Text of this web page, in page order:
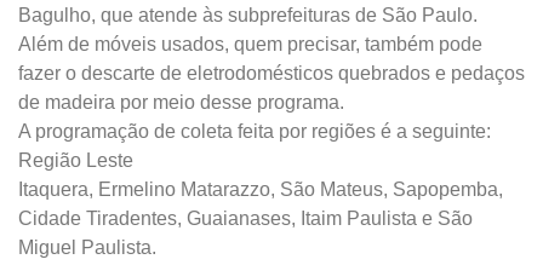
Bagulho, que atende às subprefeituras de São Paulo.
Além de móveis usados, quem precisar, também pode
fazer o descarte de eletrodomésticos quebrados e pedaços
de madeira por meio desse programa.
A programação de coleta feita por regiões é a seguinte:
Região Leste
Itaquera, Ermelino Matarazzo, São Mateus, Sapopemba,
Cidade Tiradentes, Guaianases, Itaim Paulista e São
Miguel Paulista.